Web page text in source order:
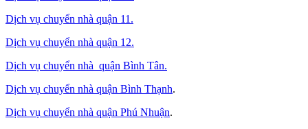
Dịch vụ chuyển nhà quận 11.
Dịch vụ chuyển nhà quận 12.
Dịch vụ chuyển nhà quận Bình Tân.
Dịch vụ chuyển nhà quận Bình Thạnh.
Dịch vụ chuyển nhà quận Phú Nhuận.